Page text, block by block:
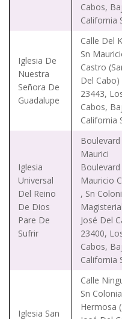
Cabos,
California
Iglesia De
Nuestra
Señora De
Guadalupe
Calle Del
Sn
Castro
Del Cabo)
23443,
Cabos,
California
Iglesia
Universal
Del Reino
De Dios
Pare De
Sufrir
Boulevard
Maurici
Boulevard
Mauricio
, Sn
José Del
23400,
Cabos,
California
Iglesia San
Calle
Sn
Hermosa